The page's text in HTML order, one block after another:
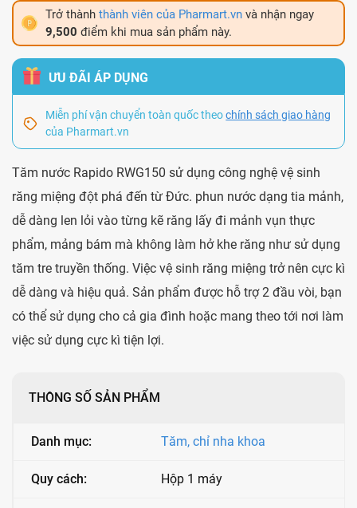
Trở thành thành viên của Pharmart.vn và nhận ngay
9,500 điểm khi mua sản phẩm này.
ƯU ĐÃI ÁP DỤNG
Miễn phí vận chuyển toàn quốc theochính sách giao hàng
của Pharmart.vn
Tăm nước Rapido RWG150 sử dụng công nghệ vệ sinh
răng miệng đột phá đến từ Đức. phun nước dạng tia mảnh,
dễ dàng len lỏi vào từng kẽ răng lấy đi mảnh vụn thực
phẩm, mảng bám mà không làm hở khe răng như sử dụng
tăm tre truyền thống. Việc vệ sinh răng miệng trở nên cực kì
dễ dàng và hiệu quả. Sản phẩm được hỗ trợ 2 đầu vòi, bạn
có thể sử dụng cho cả gia đình hoặc mang theo tới nơi làm
việc sử dụng cực kì tiện lợi.
THÔNG SỐ SẢN PHẨM
Danh mục: Tăm, chỉ nha khoa
Quy cách: Hộp 1 máy